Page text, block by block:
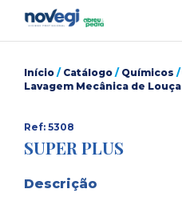
Início / Catálogo / Químicos /
Lavagem Mecânica de Louça
Ref: 5308
SUPER PLUS
Descrição